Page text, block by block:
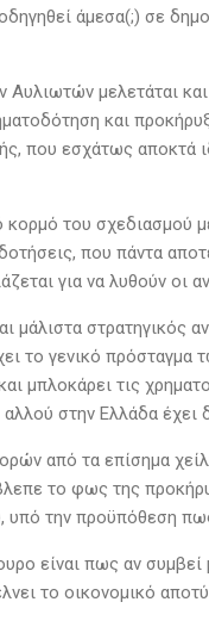
άμεσα(;) σε
μελετάται
και
που εσχάτως
του σχεδιασμού
που πάντα
για να λυθούν οι
στρατηγικός
το γενικό
μπλοκάρει τις
στην Ελλάδα έχει
από τα επίσημα
το φως της
την προϋπόθεση
είναι πως αν
το οικονομικό